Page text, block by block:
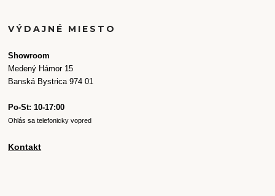
VÝDAJNÉ MIESTO
Showroom
Medený Hámor 15
Banská Bystrica 974 01
Po-St: 10-17:00
Ohlás sa telefonicky vopred
Kontakt